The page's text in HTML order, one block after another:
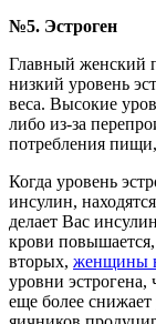
№5. Эстроген
Главный женский
низкий уровень
веса. Высокие
либо из-за
потребления
Когда уровень
инсулин,
делает Вас
крови
вторых, женщины
уровни
еще более снижает